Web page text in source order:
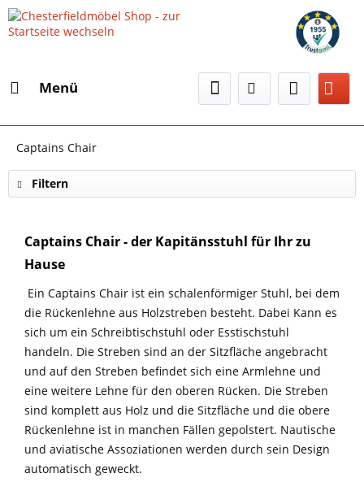
Menü
Captains Chair
Filtern
Captains Chair - der Kapitänsstuhl für Ihr zu
Hause
Ein Captains Chair ist ein schalenförmiger Stuhl, bei dem
die Rückenlehne aus Holzstreben besteht. Dabei Kann es
sich um ein Schreibtischstuhl oder Esstischstuhl
handeln. Die Streben sind an der Sitzfläche angebracht
und auf den Streben befindet sich eine Armlehne und
eine weitere Lehne für den oberen Rücken. Die Streben
sind komplett aus Holz und die Sitzfläche und die obere
Rückenlehne ist in manchen Fällen gepolstert. Nautische
und aviatische Assoziationen werden durch sein Design
automatisch geweckt.